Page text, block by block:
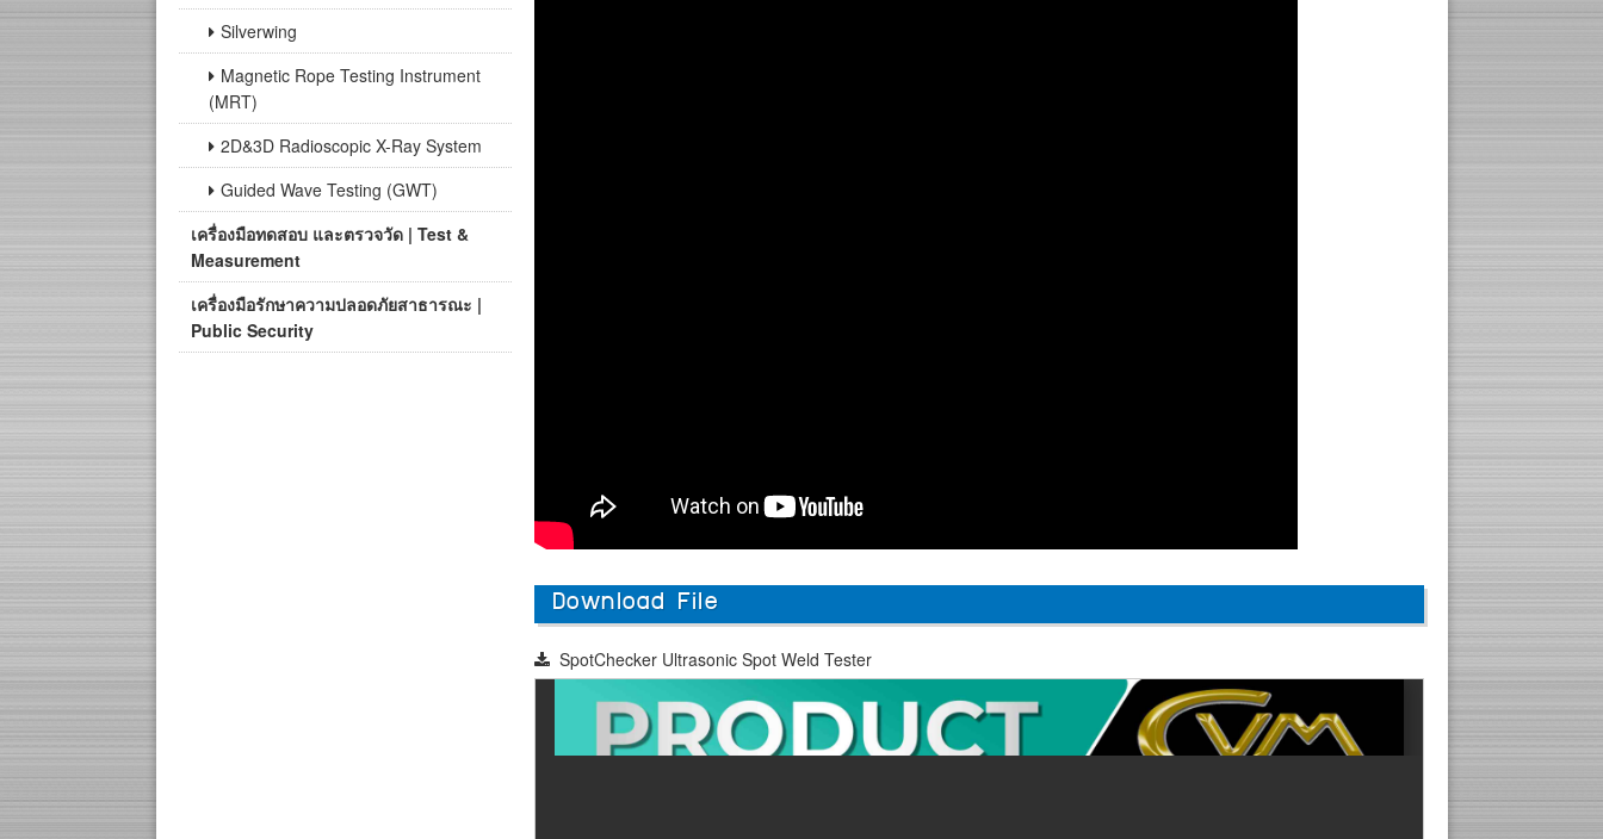
Silverwing
Magnetic Rope Testing Instrument
(MRT)
2D&3D Radioscopic X-Ray System
Guided Wave Testing (GWT)
เครื่องมือทดสอบ และตรวจวัด | Test &
Measurement
เครื่องมือรักษาความปลอดภัยสาธารณะ |
Public Security
Download File
SpotChecker Ultrasonic Spot Weld Tester